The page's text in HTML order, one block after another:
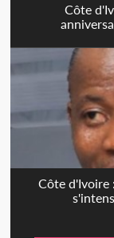
Côte
Côte d'Ivoire